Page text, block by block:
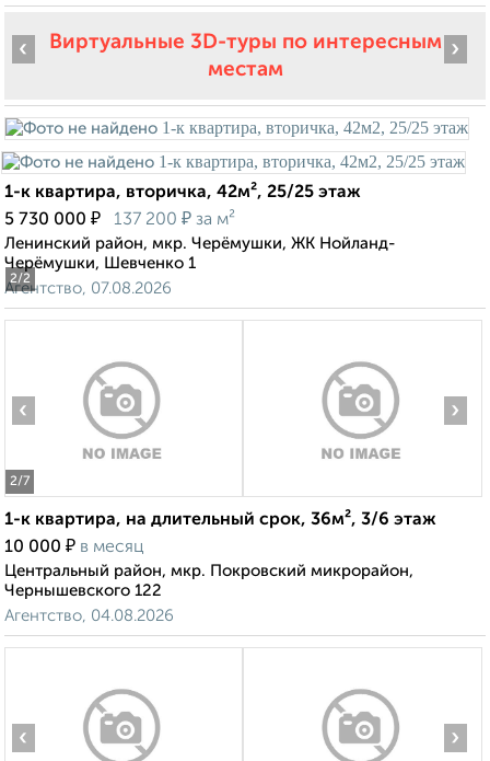
Виртуальные 3D-туры по интересным
местам
2/2
‹ ›
1-к квартира, вторичка, 42м², 25/25 этаж
5 730 000 ₽ 137 200 ₽ за м²
Ленинский район, мкр. Черёмушки, ЖК Нойланд-
Черёмушки, Шевченко 1
Агентство, 07.08.2026
2/7
‹ ›
1-к квартира, на длительный срок, 36м², 3/6 этаж
10 000 ₽ в месяц
Центральный район, мкр. Покровский микрорайон,
Чернышевского 122
Агентство, 04.08.2026
‹ ›